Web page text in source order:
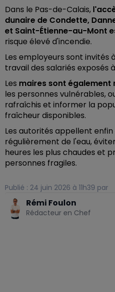
Dans le Pas-de-Calais,
dunaire de Condette,
et Saint-Étienne-au-Mont
risque élevé d'incendie.
Les employeurs sont invités
travail des salariés exposés
Les maires sont également
les personnes vulnérables,
rafraîchis et informer la
fraîcheur disponibles.
Les autorités appellent
régulièrement de l'eau,
heures les plus chaudes et
personnes fragiles.
Publié : 24 juin 2026 à 11h39 par
Rémi Foulon
Rédacteur en Chef